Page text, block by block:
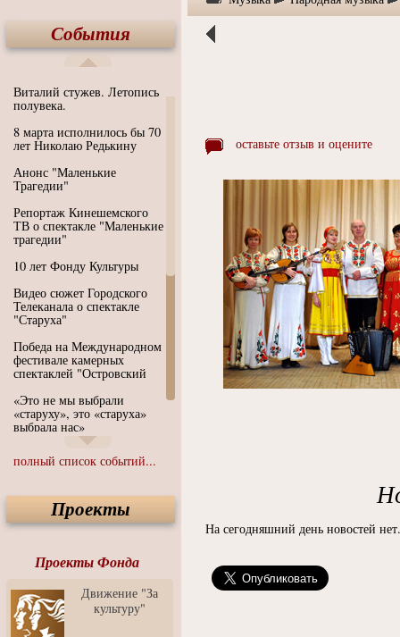
События
Виталий стужев. Летопись
полувека.
8 марта исполнилось бы 70
лет Николаю Редькину
Анонс "Маленькие
Трагедии"
Репортаж Кинешемского
ТВ о спектакле "Маленькие
трагедии"
10 лет Фонду Культуры
Видео сюжет Городского
Телеканала о спектакле
"Старуха"
Победа на Международном
фестивале камерных
спектаклей "Островский
«Это не мы выбрали
«старуху», это «старуха»
выбрала нас»
Иммерсивный спектакль
"Язык чистого полета
Спектакль "Крик" в Музее
Современного Искусства
современного искусства от
Медиа-школа "ФОКУС"
Моноспектакль
"Вертинский. Исповедь
Барона"
полный список событий...
Проекты
Проекты Фонда
Движение "За
культуру"
оставьте отзыв и оцените
На сегодняшний день новостей